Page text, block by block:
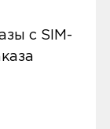
с SIM-